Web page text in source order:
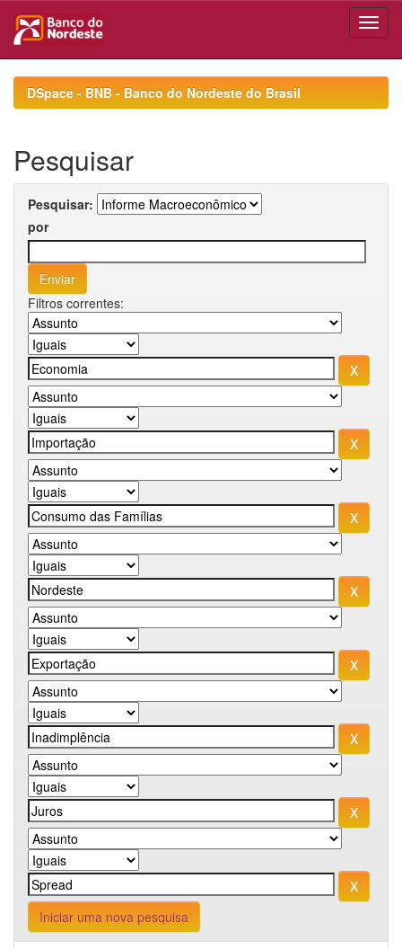
navigationDSpace - BNB - Banco do Nordeste do Brasil
Pesquisar
Pesquisar:
por
Filtros correntes:
Iniciar uma nova pesquisa